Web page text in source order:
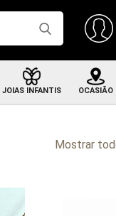
de alianças em
JOIAS INFANTIS
Recém nascido
OCASIÃO
Mostrar